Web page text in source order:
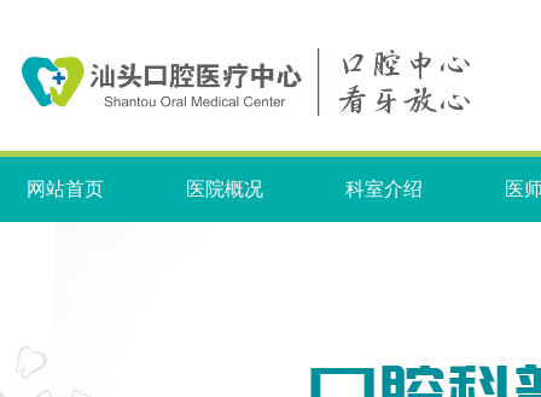
网站首页 医院概况 科室介绍 医